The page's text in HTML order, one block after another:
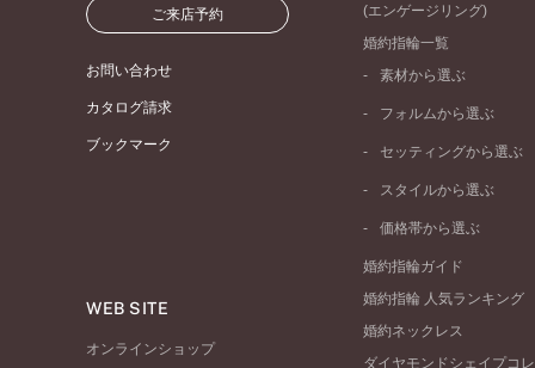
ご来店予約
お問い合わせ
カタログ請求
ブックマーク
WEB SITE
オンラインショップ
(エンゲージリング)
婚約指輪一覧
素材から選ぶ
プラチナ
ピンクゴールド
ペールブラウンゴール
フォルムから選ぶ
ストレートライン
V字ライン
セッティングから選ぶ
ソリテール
ダブルサイドメレ
ラインメレ
スタイルから選ぶ
シンプル
モード
エレガント
ゴージャス
価格帯から選ぶ
50万円台～
20万円台～
婚約指輪ガイド
婚約指輪 人気ランキング
婚約ネックレス
ダイヤモンドシェイプコレ